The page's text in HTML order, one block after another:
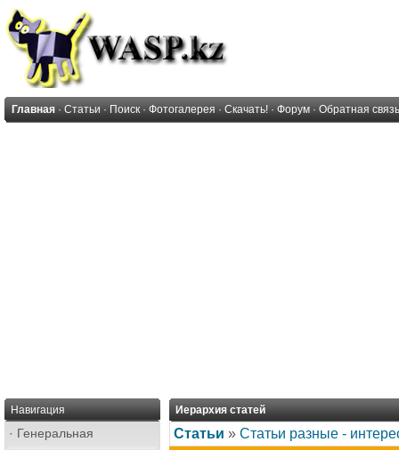
Главная · Статьи · Поиск · Фотогалерея · Скачать! · Форум · Обратная связь
Навигация
· Генеральная
Иерархия статей
Статьи » Статьи разные -